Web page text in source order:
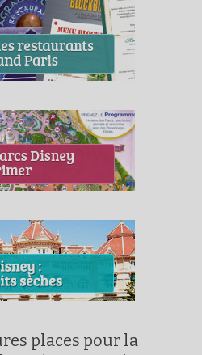
places pour la